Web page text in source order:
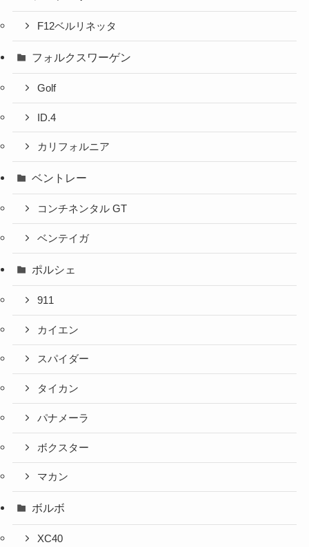
F12ベルリネッタ
フォルクスワーゲン
Golf
ID.4
カリフォルニア
ベントレー
コンチネンタル GT
ベンテイガ
ポルシェ
911
カイエン
スパイダー
タイカン
パナメーラ
ボクスター
マカン
ボルボ
XC40